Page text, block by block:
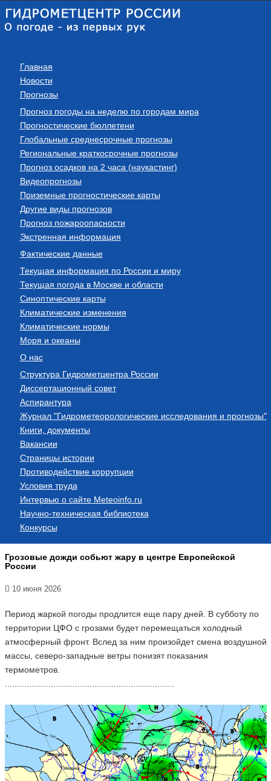
Главная
Новости
Прогнозы
Прогноз погоды на неделю по городам мира
Прогностические бюллетени
Глобальные среднесрочные прогнозы
Региональные краткосрочные прогнозы
Прогноз осадков на 2 часа (наукастинг)
Видеопрогнозы
Приземные прогностические карты
Другие виды прогнозов
Прогноз пожароопасности
Экстренная информация
Фактические данные
Текущая информация по России и миру
Текущая погода в Москве и области
Синоптические карты
Климатические изменения
Климатические нормы
Моря и океаны
О нас
Структура Гидрометцентра России
Диссертационный совет
Аспирантура
Журнал "Гидрометеорологические исследования и прогнозы"
Книги, документы
Вакансии
Страницы истории
Противодействие коррупции
Условия труда
Интервью о сайте Meteoinfo.ru
Научно-техническая библиотека
Конкурсы
Грозовые дожди собьют жару в центре Европейской
России
10 июня 2026
Период жаркой погоды продлится еще пару дней. В субботу по
территории ЦФО с грозами будет перемещаться холодный
атмосферный фронт. Вслед за ним произойдет смена воздушной
массы, северо-западные ветры понизят показания
термометров.